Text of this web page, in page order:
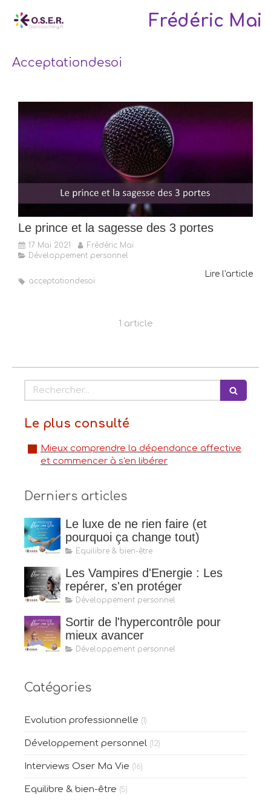
Frédéric Mai
Acceptationdesoi
Le prince et la sagesse des 3 portes
17 Mai 2021
Frédéric Mai
Développement personnel
Lire l'article
acceptationdesoi
1 article
Rechercher
Le plus consulté
Mieux comprendre la dépendance affective
et commencer à s'en libérer
Derniers articles
Le luxe de ne rien faire (et
pourquoi ça change tout)
Equilibre & bien-être
Les Vampires d'Energie : Les
repérer, s'en protéger
Développement personnel
Sortir de l'hypercontrôle pour
mieux avancer
Développement personnel
Catégories
Evolution professionnelle (1)
Développement personnel (12)
Interviews Oser Ma Vie (16)
Equilibre & bien-être (5)